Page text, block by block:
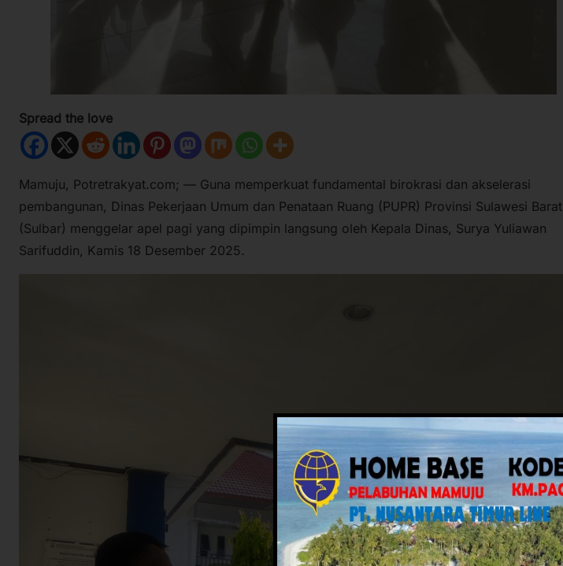
Spread the love
Mamuju, Potretrakyat.com; — Guna memperkuat fundamental birokrasi dan akselerasi
pembangunan, Dinas Pekerjaan Umum dan Penataan Ruang (PUPR) Provinsi Sulawesi Barat
(Sulbar) menggelar apel pagi yang dipimpin langsung oleh Kepala Dinas, Surya Yuliawan
Sarifuddin, Kamis 18 Desember 2025.